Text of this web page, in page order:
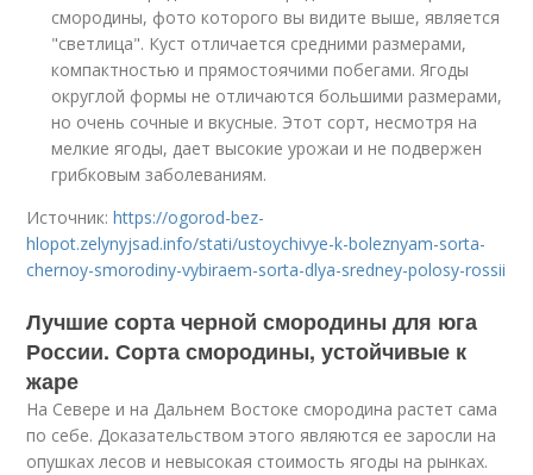
смородины, фото которого вы видите выше, является
"светлица". Куст отличается средними размерами,
компактностью и прямостоячими побегами. Ягоды
округлой формы не отличаются большими размерами,
но очень сочные и вкусные. Этот сорт, несмотря на
мелкие ягоды, дает высокие урожаи и не подвержен
грибковым заболеваниям.
Источник:https://ogorod-bez-
hlopot.zelynyjsad.info/stati/ustoychivye-k-boleznyam-sorta-
chernoy-smorodiny-vybiraem-sorta-dlya-sredney-polosy-rossii
Лучшие сорта черной смородины для юга
России. Сорта смородины, устойчивые к
жаре
На Севере и на Дальнем Востоке смородина растет сама
по себе. Доказательством этого являются ее заросли на
опушках лесов и невысокая стоимость ягоды на рынках.